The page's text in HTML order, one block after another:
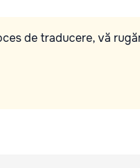
de traducere, vă